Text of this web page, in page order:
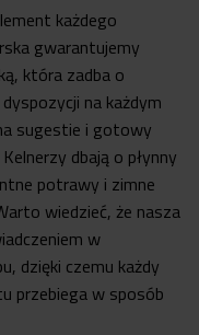
każdego
gwarantujemy
która zadba o
na każdym
sugestie i gotowy
dbają o płynny
potrawy i zimne
wiedzieć, że nasza
w
dzięki czemu każdy
przebiega w sposób